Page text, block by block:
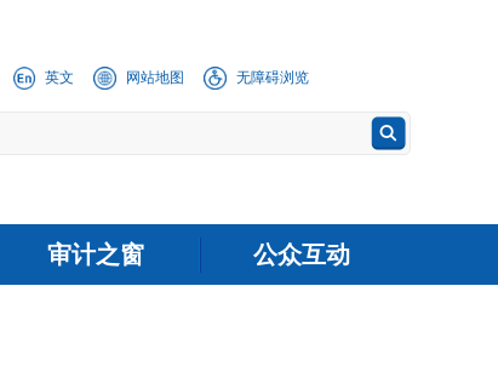
英文 网站地图 无障碍浏览
审计之窗 公众互动